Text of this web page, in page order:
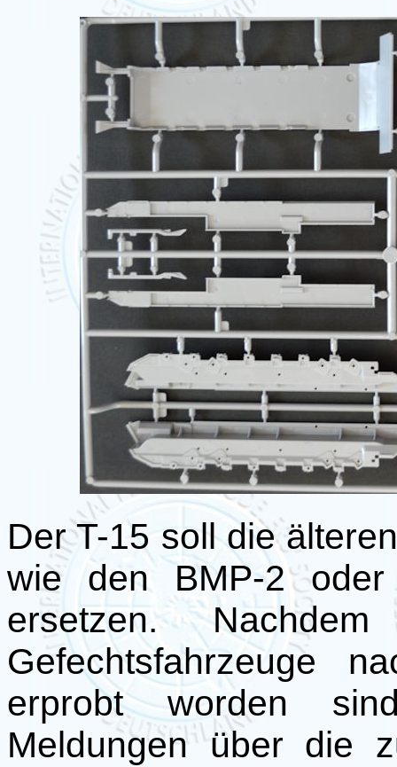
Der T-15 soll die
wie den BMP-2 oder
ersetzen.
Gefechtsfahrzeuge
erprobt worden
Meldungen über die